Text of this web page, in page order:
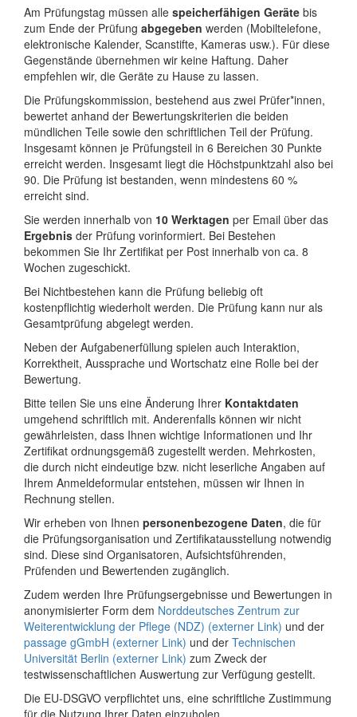
Am Prüfungstag müssen alle speicherfähigen Geräte bis
zum Ende der Prüfung abgegeben werden (Mobiltelefone,
elektronische Kalender, Scanstifte, Kameras usw.). Für diese
Gegenstände übernehmen wir keine Haftung. Daher
empfehlen wir, die Geräte zu Hause zu lassen.
Die Prüfungskommission, bestehend aus zwei Prüfer*innen,
bewertet anhand der Bewertungskriterien die beiden
mündlichen Teile sowie den schriftlichen Teil der Prüfung.
Insgesamt können je Prüfungsteil in 6 Bereichen 30 Punkte
erreicht werden. Insgesamt liegt die Höchstpunktzahl also bei
90. Die Prüfung ist bestanden, wenn mindestens 60 %
erreicht sind.
Sie werden innerhalb von 10 Werktagen per Email über das
Ergebnis der Prüfung vorinformiert. Bei Bestehen
bekommen Sie Ihr Zertifikat per Post innerhalb von ca. 8
Wochen zugeschickt.
Bei Nichtbestehen kann die Prüfung beliebig oft
kostenpflichtig wiederholt werden. Die Prüfung kann nur als
Gesamtprüfung abgelegt werden.
Neben der Aufgabenerfüllung spielen auch Interaktion,
Korrektheit, Aussprache und Wortschatz eine Rolle bei der
Bewertung.
Bitte teilen Sie uns eine Änderung Ihrer Kontaktdaten
umgehend schriftlich mit. Anderenfalls können wir nicht
gewährleisten, dass Ihnen wichtige Informationen und Ihr
Zertifikat ordnungsgemäß zugestellt werden. Mehrkosten,
die durch nicht eindeutige bzw. nicht leserliche Angaben auf
Ihrem Anmeldeformular entstehen, müssen wir Ihnen in
Rechnung stellen.
Wir erheben von Ihnen personenbezogene Daten, die für
die Prüfungsorganisation und Zertifikatausstellung notwendig
sind. Diese sind Organisatoren, Aufsichtsführenden,
Prüfenden und Bewertenden zugänglich.
Zudem werden Ihre Prüfungsergebnisse und Bewertungen in
anonymisierter Form dem Norddeutsches Zentrum zur
Weiterentwicklung der Pflege (NDZ) (externer Link) und der
passage gGmbH (externer Link) und der Technischen
Universität Berlin (externer Link) zum Zweck der
testwissenschaftlichen Auswertung zur Verfügung gestellt.
Die EU-DSGVO verpflichtet uns, eine schriftliche Zustimmung
für die Nutzung Ihrer Daten einzuholen.